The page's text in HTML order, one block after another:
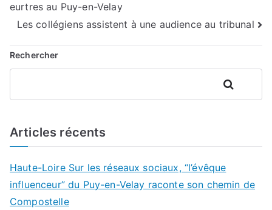
de
l’article
eurtres au Puy-en-Velay
Les collégiens assistent à une audience au tribunal
Rechercher
Rechercher
Articles récents
Haute-Loire Sur les réseaux sociaux, “l’évêque
influenceur” du Puy-en-Velay raconte son chemin de
Compostelle